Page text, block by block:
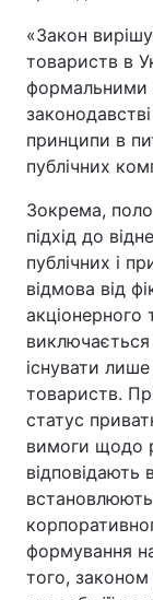
«Закон
товариств в
формальними
принципи в
публічних
Зокрема,
підхід до
публічних і
відмова від
існувати
товариств.
статус
вимоги щодо
відповідають
формування
того,